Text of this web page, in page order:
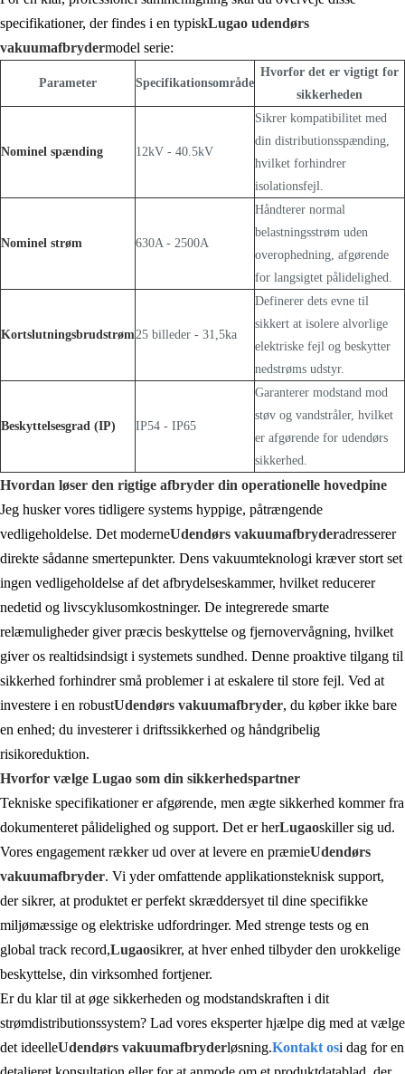
specifikationer, der findes i en typiskLugao udendørs
vakuumafbrydermodel serie:
Parameter Specifikationsområde
Hvorfor det er vigtigt for
sikkerheden
Nominel spænding 12kV - 40.5kV
Sikrer kompatibilitet med
din distributionsspænding,
hvilket forhindrer
isolationsfejl.
Nominel strøm 630A - 2500A
Håndterer normal
belastningsstrøm uden
overophedning, afgørende
for langsigtet pålidelighed.
Kortslutningsbrudstrøm25 billeder - 31,5ka
Definerer dets evne til
sikkert at isolere alvorlige
elektriske fejl og beskytter
nedstrøms udstyr.
Beskyttelsesgrad (IP) IP54 - IP65
Garanterer modstand mod
støv og vandstråler, hvilket
er afgørende for udendørs
sikkerhed.
Hvordan løser den rigtige afbryder din operationelle hovedpine
Jeg husker vores tidligere systems hyppige, påtrængende
vedligeholdelse. Det moderneUdendørs vakuumafbryderadresserer
direkte sådanne smertepunkter. Dens vakuumteknologi kræver stort set
ingen vedligeholdelse af det afbrydelseskammer, hvilket reducerer
nedetid og livscyklusomkostninger. De integrerede smarte
relæmuligheder giver præcis beskyttelse og fjernovervågning, hvilket
giver os realtidsindsigt i systemets sundhed. Denne proaktive tilgang til
sikkerhed forhindrer små problemer i at eskalere til store fejl. Ved at
investere i en robustUdendørs vakuumafbryder, du køber ikke bare
en enhed; du investerer i driftssikkerhed og håndgribelig
risikoreduktion.
Hvorfor vælge Lugao som din sikkerhedspartner
Tekniske specifikationer er afgørende, men ægte sikkerhed kommer fra
dokumenteret pålidelighed og support. Det er herLugaoskiller sig ud.
Vores engagement rækker ud over at levere en præmieUdendørs
vakuumafbryder. Vi yder omfattende applikationsteknisk support,
der sikrer, at produktet er perfekt skræddersyet til dine specifikke
miljømæssige og elektriske udfordringer. Med strenge tests og en
global track record,Lugaosikrer, at hver enhed tilbyder den urokkelige
beskyttelse, din virksomhed fortjener.
Er du klar til at øge sikkerheden og modstandskraften i dit
strømdistributionssystem? Lad vores eksperter hjælpe dig med at vælge
det ideelleUdendørs vakuumafbryderløsning.Kontakt osi dag for en